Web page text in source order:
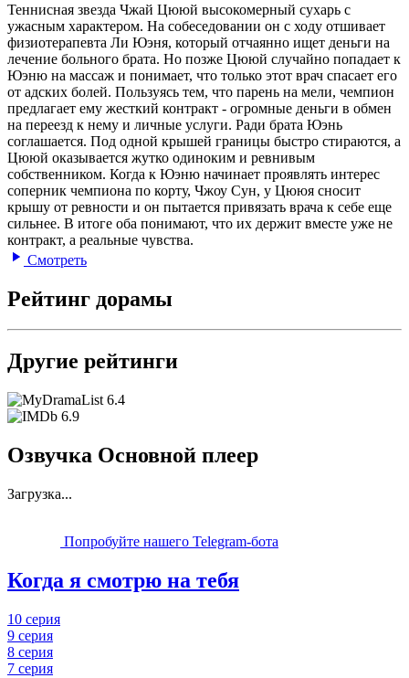
Теннисная звезда Чжай Цююй высокомерный сухарь с
ужасным характером. На собеседовании он с ходу отшивает
физиотерапевта Ли Юэня, который отчаянно ищет деньги на
лечение больного брата. Но позже Цююй случайно попадает к
Юэню на массаж и понимает, что только этот врач спасает его
от адских болей. Пользуясь тем, что парень на мели, чемпион
предлагает ему жесткий контракт - огромные деньги в обмен
на переезд к нему и личные услуги. Ради брата Юэнь
соглашается. Под одной крышей границы быстро стираются, а
Цююй оказывается жутко одиноким и ревнивым
собственником. Когда к Юэню начинает проявлять интерес
соперник чемпиона по корту, Чжоу Сун, у Цююя сносит
крышу от ревности и он пытается привязать врача к себе еще
сильнее. В итоге оба понимают, что их держит вместе уже не
контракт, а реальные чувства.
Смотреть
Рейтинг дорамы
Другие рейтинги
6.4
6.9
Озвучка Основной плеер
Загрузка...
Попробуйте нашего Telegram-бота
Когда я смотрю на тебя
10 серия
9 серия
8 серия
7 серия